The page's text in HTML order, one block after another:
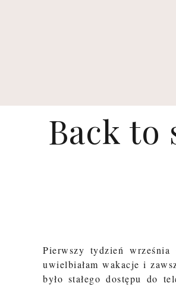
Back to
Pierwszy tydzień
uwielbiałam wakacje i
było stałego dostępu do